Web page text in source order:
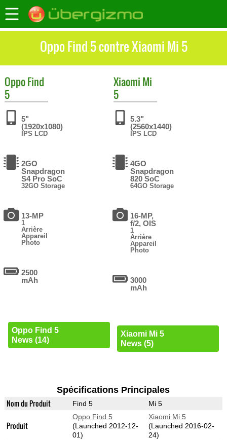
Oppo Find 5 contre Xiaomi Mi 5
OppoFind
5
5"
(1920x1080)
IPS LCD
2GO
Snapdragon
S4 Pro SoC
32GO Storage
13-MP
1
Arrière
Appareil
Photo
2500
mAh
Oppo Find 5
News (14)
Xiaomi Mi
5
5.3"
(2560x1440)
IPS LCD
4GO
Snapdragon
820 SoC
64GO Storage
16-MP,
f/2, OIS
1
Arrière
Appareil
Photo
3000
mAh
Xiaomi Mi 5
News (5)
Spécifications Principales
Nom du Produit Find 5 Mi 5
Produit
Oppo Find 5
(Launched 2012-12-
01)
Xiaomi Mi 5
(Launched 2016-02-
24)